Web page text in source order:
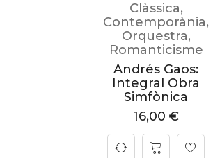
Clàssica,
Contemporània,
Orquestra,
Romanticisme
Andrés Gaos:
Integral Obra
Simfònica
16,00 €